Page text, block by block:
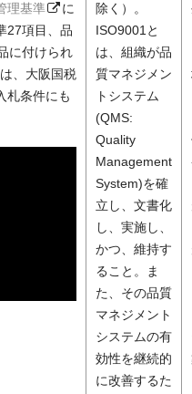
理基準
に
27項目、品
に付けられ
、大阪国税
札条件にも
除く）。
ISO9001と
は、組織が品
質マネジメン
トシステム
(QMS:
Quality
Management
System)を確
立し、文書化
し、実施し、
かつ、維持す
ること。ま
た、その品質
マネジメント
システムの有
効性を継続的
に改善するた